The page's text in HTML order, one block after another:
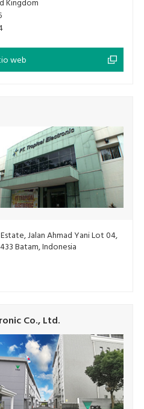
Kingdom
web
Jalan Ahmad Yani Lot 04,
Batam, Indonesia
Co., Ltd.